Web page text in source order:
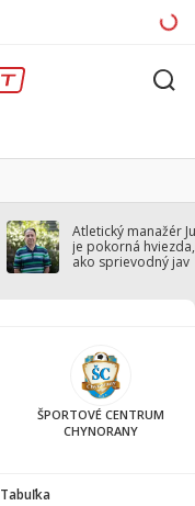
Atletický manažér
je pokorná
ako sprievodný jav
ŠPORTOVÉ CENTRUM
CHYNORANY
Tabuľka